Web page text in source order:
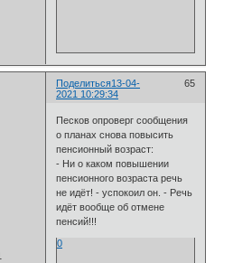
Поделиться 65
13-04-
2021 10:29:34
Песков опроверг сообщения
о планах снова повысить
пенсионный возраст:
- Ни о каком повышении
пенсионного возраста речь
не идёт! - успокоил он. - Речь
идёт вообще об отмене
пенсий!!!
0